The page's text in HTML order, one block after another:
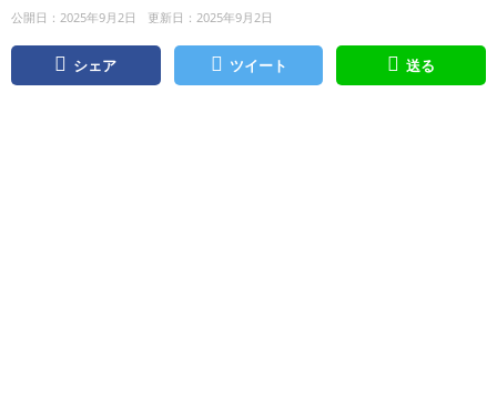
公開日：2025年9月2日 更新日：2025年9月2日
シェア ツイート 送る